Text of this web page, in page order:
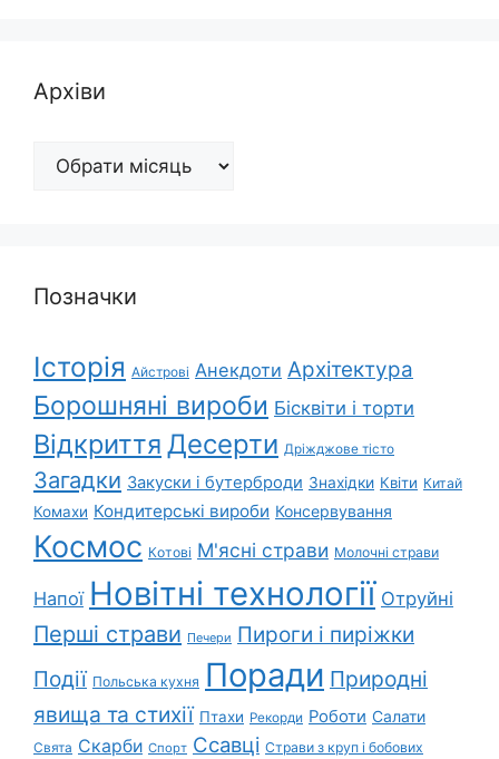
Архіви
Архіви
Позначки
Історія Айстрові Анекдоти Архітектура
Борошняні вироби Бісквіти і торти
Відкриття Десерти Дріжджове тісто
Загадки Закуски і бутерброди Знахідки Квіти Китай
Комахи Кондитерські вироби Консервування
Космос Котові М'ясні страви Молочні страви
Напої Новітні технології Отруйні
Перші страви Печери Пироги і пиріжки
Події Польська кухня Поради Природні
явища та стихії Птахи Рекорди Роботи Салати
Свята Скарби Спорт Ссавці Страви з круп і бобових